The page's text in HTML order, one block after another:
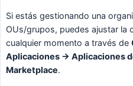
Si estás gestionando una
OUs/grupos, puedes ajustar la
cualquier momento a través de
Aplicaciones → Aplicaciones
Marketplace.